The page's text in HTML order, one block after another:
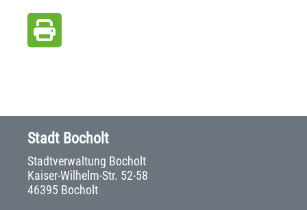
Stadt Bocholt
Stadtverwaltung Bocholt
Kaiser-Wilhelm-Str. 52-58
46395 Bocholt